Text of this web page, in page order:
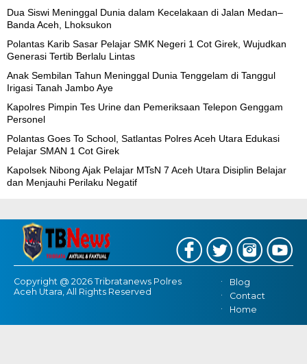
Dua Siswi Meninggal Dunia dalam Kecelakaan di Jalan Medan–
Banda Aceh, Lhoksukon
Polantas Karib Sasar Pelajar SMK Negeri 1 Cot Girek, Wujudkan
Generasi Tertib Berlalu Lintas
Anak Sembilan Tahun Meninggal Dunia Tenggelam di Tanggul
Irigasi Tanah Jambo Aye
Kapolres Pimpin Tes Urine dan Pemeriksaan Telepon Genggam
Personel
Polantas Goes To School, Satlantas Polres Aceh Utara Edukasi
Pelajar SMAN 1 Cot Girek
Kapolsek Nibong Ajak Pelajar MTsN 7 Aceh Utara Disiplin Belajar
dan Menjauhi Perilaku Negatif
Copyright @ 2026 Tribratanews Polres
Aceh Utara, All Rights Reserved
Blog
Contact
Home